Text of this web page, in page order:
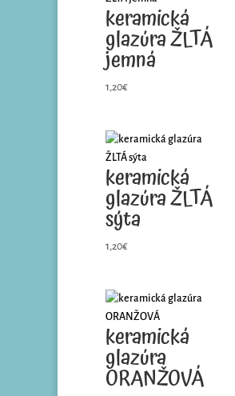
keramická
glazúra ŽLTÁ
jemná
1,20€
keramická
glazúra ŽLTÁ
sýta
1,20€
keramická
glazúra
ORANŽOVÁ